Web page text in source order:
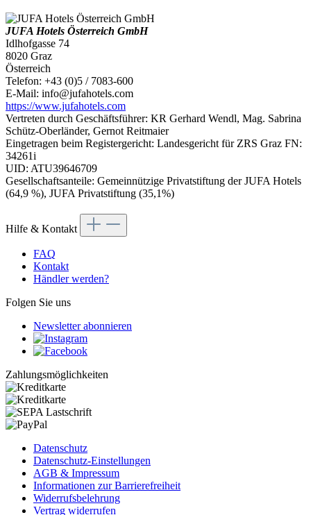
JUFA Hotels Österreich GmbH
Idlhofgasse 74
8020 Graz
Österreich
Telefon: +43 (0)5 / 7083-600
E-Mail: info@jufahotels.com
https://www.jufahotels.com
Vertreten durch Geschäftsführer: KR Gerhard Wendl, Mag. Sabrina
Schütz-Oberländer, Gernot Reitmaier
Eingetragen beim Registergericht: Landesgericht für ZRS Graz FN:
34261i
UID: ATU39646709
Gesellschaftsanteile: Gemeinnützige Privatstiftung der JUFA Hotels
(64,9 %), JUFA Privatstiftung (35,1%)
Hilfe & Kontakt
FAQ
Kontakt
Händler werden?
Folgen Sie uns
Newsletter abonnieren
Zahlungsmöglichkeiten
Datenschutz
Datenschutz-Einstellungen
AGB & Impressum
Informationen zur Barrierefreiheit
Widerrufsbelehrung
Vertrag widerrufen